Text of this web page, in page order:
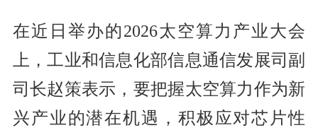
在近日举办的2026太空算力产业大会
上，工业和信息化部信息通信发展司副
司长赵策表示，要把握太空算力作为新
兴产业的潜在机遇，积极应对芯片性